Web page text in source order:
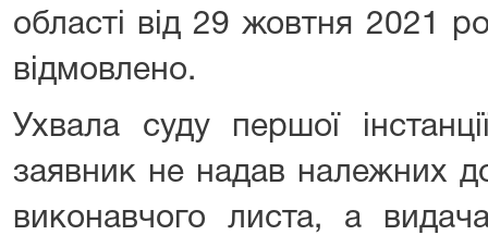
області від 29 жовтня 2021
відмовлено.
Ухвала суду першої
заявник не надав належних
виконавчого листа, а